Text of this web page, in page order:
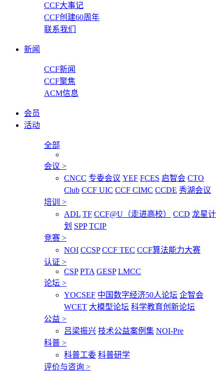
CCF大事记
CCF创建60周年
联系我们
新闻
CCF新闻
CCF聚焦
ACM信息
会员
活动
全部
会议 >
CNCC 专委会议 YEF FCES 启智会 CTO
Club CCF UIC CCF CIMC CCDE 秀湖会议
培训 >
ADL TF CCF@U（走进高校） CCD 龙星计
划 SPP TCIP
竞赛 >
NOI CCSP CCF TEC CCF算法能力大赛
认证 >
CSP PTA GESP LMCC
论坛 >
YOCSEF 中国数字经济50人论坛 企智会
WCET 大模型论坛 科学教育创新论坛
公益 >
吕梁振兴 技术公益案例集 NOI-Pre
科普 >
科普工委 科普研学
评价与咨询 >